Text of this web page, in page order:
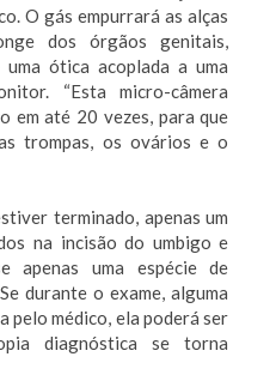
O gás empurrará as alças
dos órgãos genitais,
ótica acoplada a uma
“Esta micro-câmera
em até 20 vezes, para que
trompas, os ovários e o
terminado, apenas um
na incisão do umbigo e
apenas uma espécie de
durante o exame, alguma
pelo médico, ela poderá ser
diagnóstica se torna